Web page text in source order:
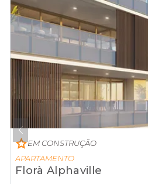
EM CONSTRUÇÃO
APARTAMENTO
Florà Alphaville